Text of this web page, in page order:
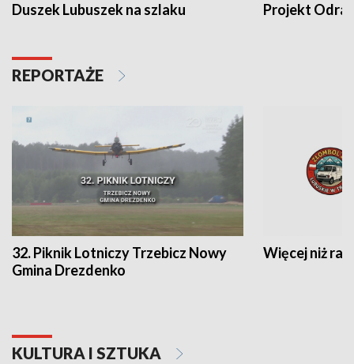
Duszek Lubuszek na szlaku Projekt Odra
REPORTAŻE
32. Piknik Lotniczy Trzebicz Nowy
Gmina Drezdenko
Więcej niż rajd
KULTURA I SZTUKA